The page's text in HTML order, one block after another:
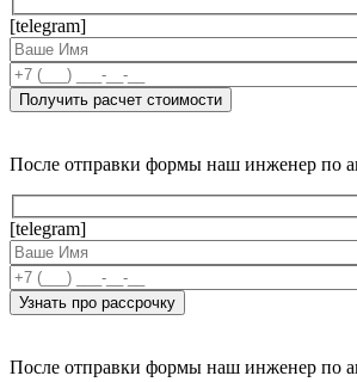
[telegram]
После отправки формы наш инженер по
[telegram]
После отправки формы наш инженер по